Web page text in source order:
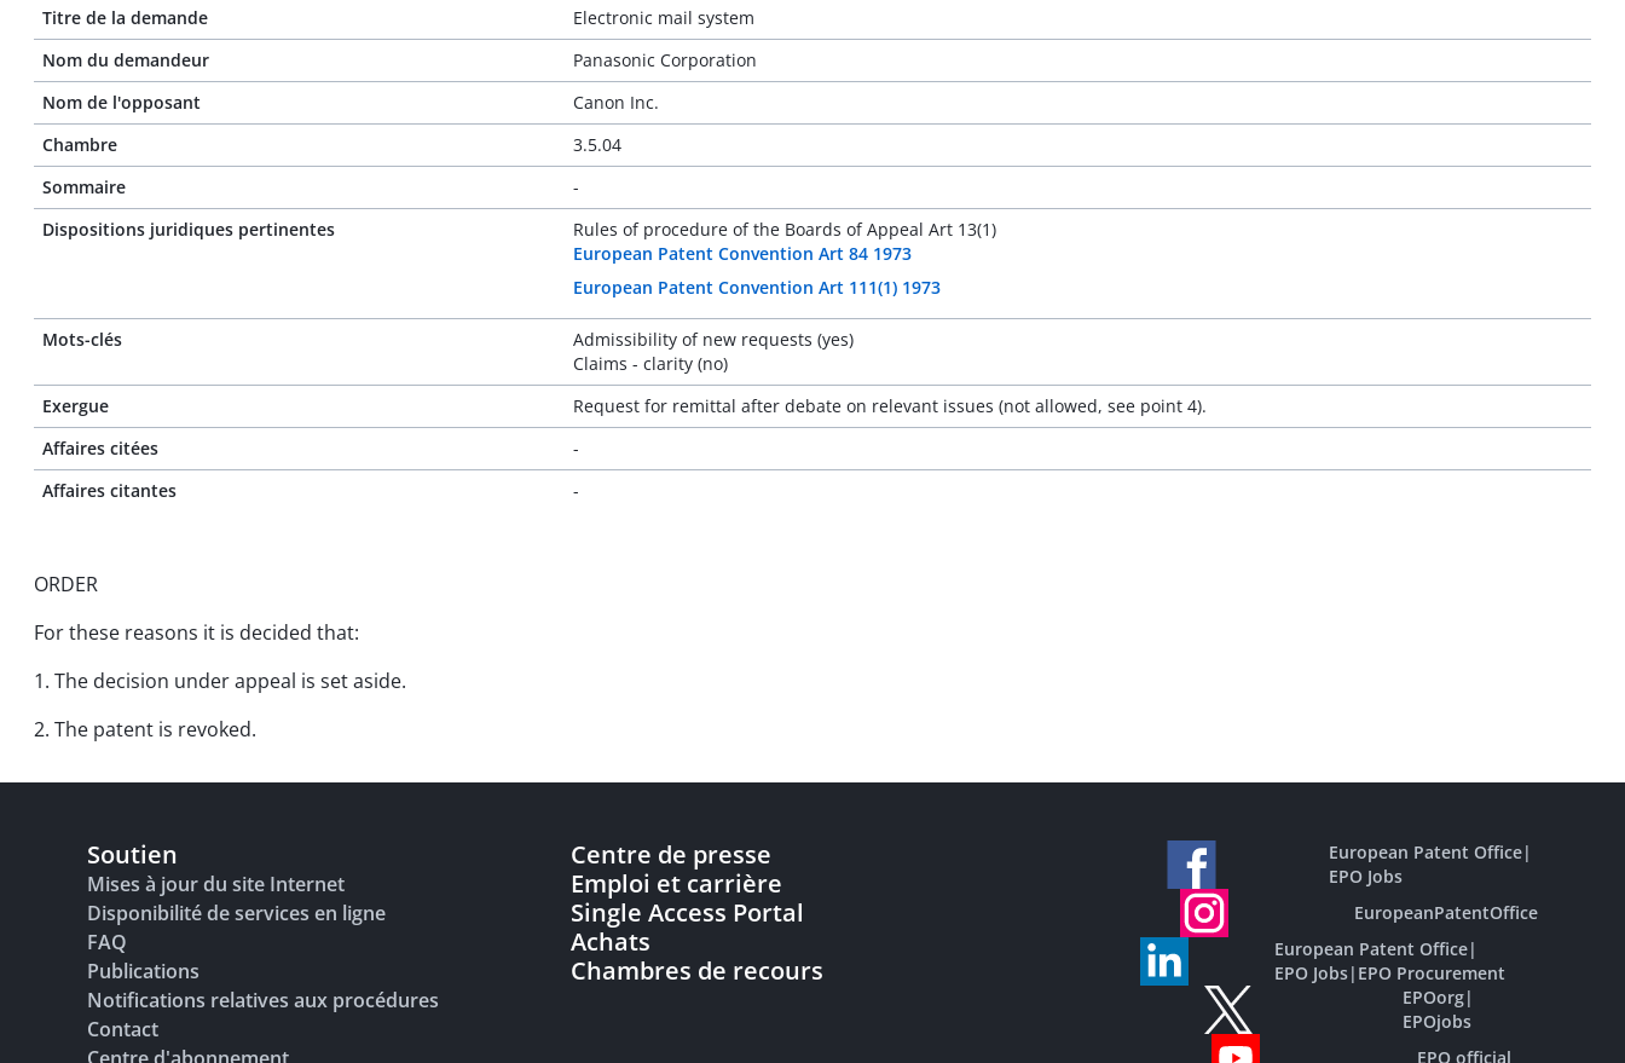
Titre de la demande
Electronic mail system
Nom du demandeur
Panasonic Corporation
Nom de l'opposant
Canon Inc.
Chambre
3.5.04
Sommaire
-
Dispositions juridiques pertinentes
Rules of procedure of the Boards of Appeal Art 13(1)
European Patent Convention Art 84 1973
European Patent Convention Art 111(1) 1973
Mots-clés
Admissibility of new requests (yes)
Claims - clarity (no)
Exergue
Request for remittal after debate on relevant issues (not allowed, see point 4).
Affaires citées
-
Affaires citantes
-
ORDER
For these reasons it is decided that:
1. The decision under appeal is set aside.
2. The patent is revoked.
Soutien
Mises à jour du site Internet
Disponibilité de services en ligne
FAQ
Publications
Notifications relatives aux procédures
Contact
Centre de presse
Emploi et carrière
Single Access Portal
Achats
Chambres de recours
European Patent Office|
EPO Jobs
EuropeanPatentOffice
European Patent Office|
EPO Jobs| EPO Procurement
EPOorg|
EPOjobs
EPO official